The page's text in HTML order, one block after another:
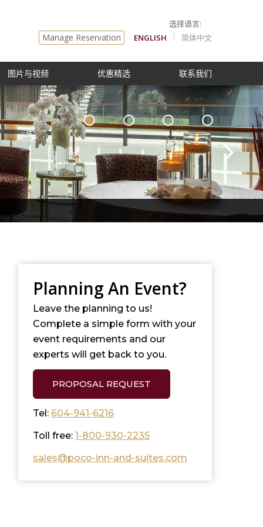
Manage Reservation ENGLISH 简体中文
图片与视频 优惠精选 联系我们
Planning An Event?
Leave the planning to us!
Complete a simple form with your
event requirements and our
experts will get back to you.
PROPOSAL REQUEST
Tel: 604-941-6216
Toll free: 1-800-930-2235
sales@poco-inn-and-suites.com